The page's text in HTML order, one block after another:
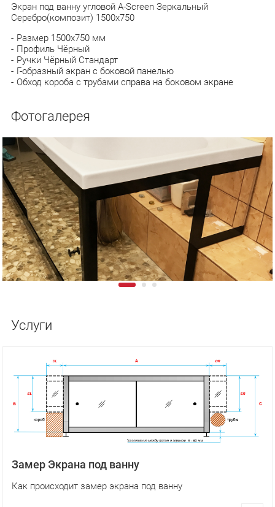
Экран под ванну угловой A-Screen Зеркальный
Серебро(композит) 1500х750
Размер 1500х750 мм
Профиль Чёрный
Ручки Чёрный Стандарт
Г-образный экран с боковой панелью
Обход короба с трубами справа на боковом экране
Фотогалерея
Услуги
Замер Экрана под ванну
Как происходит замер экрана под ванну